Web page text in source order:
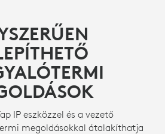
IP eszközzel és a vezető
megoldásokkal átalakíthatja